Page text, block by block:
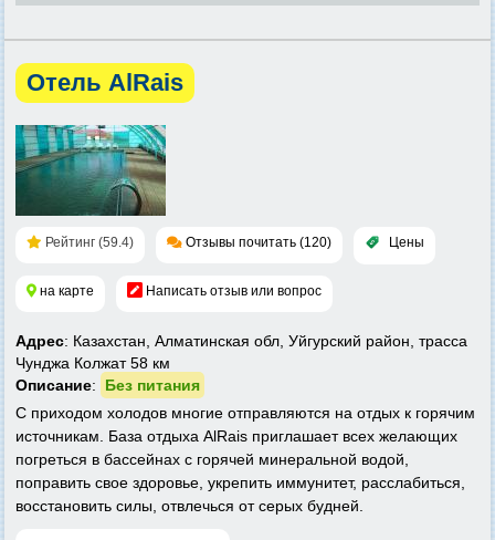
Отель AlRais
Рейтинг (59.4) Отзывы почитать (120) Цены
на карте Написать отзыв или вопрос
Адрес: Казахстан, Алматинская обл, Уйгурский район, трасса
Чунджа Колжат 58 км
Описание:
Без питания
С приходом холодов многие отправляются на отдых к горячим
источникам. База отдыха AlRais приглашает всех желающих
погреться в бассейнах с горячей минеральной водой,
поправить свое здоровье, укрепить иммунитет, расслабиться,
восстановить силы, отвлечься от серых будней.